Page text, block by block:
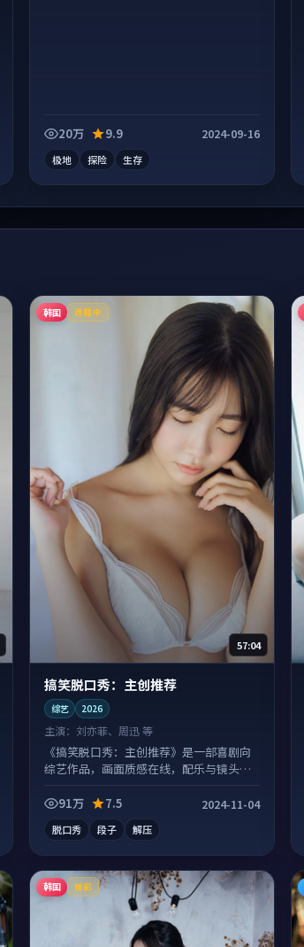
20万 9.9 2024-09-16
极地 探险 生存
韩国 连载中
57:04
搞笑脱口秀：主创推荐
综艺 2026
主演： 刘亦菲、周迅 等
《搞笑脱口秀：主创推荐》是一部喜剧向
综艺作品，画面质感在线，配乐与镜头配
91万
7.5 2024-11-04
脱口秀 段子 解压
韩国 臻彩